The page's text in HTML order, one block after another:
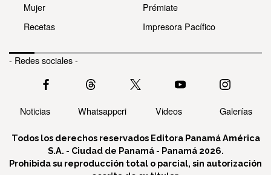
Mujer
Recetas
Prémiate
Impresora Pacífico
- Redes sociales -
Noticias Whatsappcri Videos Galerías
Todos los derechos reservados Editora Panamá América
S.A. - Ciudad de Panamá - Panamá 2026.
Prohibida su reproducción total o parcial, sin autorización